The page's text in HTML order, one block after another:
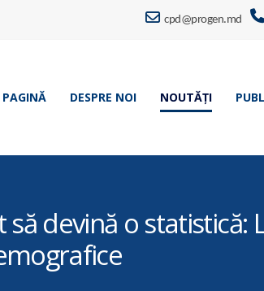
cpd@progen.md
DESPRE NOI NOUTĂȚI
devină o statistică: